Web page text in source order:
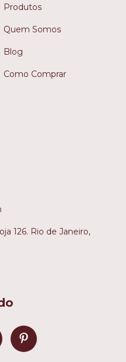
Produtos
Quem Somos
Blog
Como Comprar
126. Rio de Janeiro,